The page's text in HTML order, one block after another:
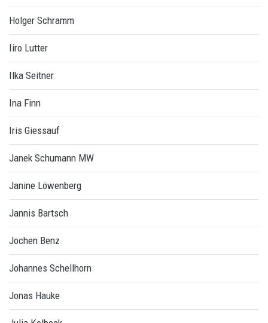
Holger Schramm
Iiro Lutter
Ilka Seitner
Ina Finn
Iris Giessauf
Janek Schumann MW
Janine Löwenberg
Jannis Bartsch
Jochen Benz
Johannes Schellhorn
Jonas Hauke